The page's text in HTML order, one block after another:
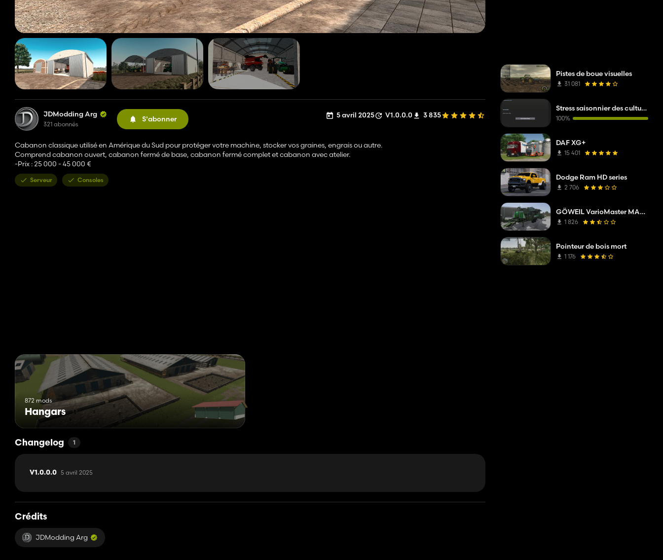
JDModding Arg
321 abonnés
S'abonner 5 avril 2025 V1.0.0.0 3 835
Cabanon classique utilisé en Amérique du Sud pour protéger votre machine, stocker vos graines, engrais ou autre.
Comprend cabanon ouvert, cabanon fermé de base, cabanon fermé complet et cabanon avec atelier.
-Prix : 25 000 - 45 000 €
Serveur Consoles
872 mods
Hangars
Changelog 1
V1.0.0.0 5 avril 2025
Crédits
JDModding Arg
Pistes de boue visuelles
31 081
Stress saisonnier des cultures
100%
DAF XG+
15 401
Dodge Ram HD series
2 706
GÖWEIL VarioMaster MAS COMPLETE
1 826
Pointeur de bois mort
1 176